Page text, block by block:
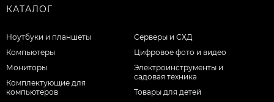
КАТАЛОГ
Ноутбуки и планшеты
Компьютеры
Мониторы
Комплектующие для
компьютеров
Серверы и СХД
Цифровое фото и видео
Электроинструменты и
садовая техника
Товары для детей